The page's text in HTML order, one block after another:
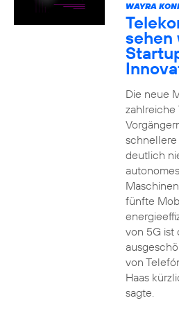
WAYRA
sehen
Die neue
zahlreiche
deutlich
fünfte
von 5G ist
von
Haas
sagte.